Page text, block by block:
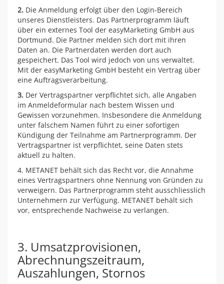
2. Die Anmeldung erfolgt über den Login-Bereich
unseres Dienstleisters. Das Partnerprogramm läuft
über ein externes Tool der easyMarketing GmbH aus
Dortmund. Die Partner melden sich dort mit ihren
Daten an. Die Partnerdaten werden dort auch
gespeichert. Das Tool wird jedoch von uns verwaltet.
Mit der easyMarketing GmbH besteht ein Vertrag über
eine Auftragsverarbeitung.
3. Der Vertragspartner verpflichtet sich, alle Angaben
im Anmeldeformular nach bestem Wissen und
Gewissen vorzunehmen. Insbesondere die Anmeldung
unter falschem Namen führt zu einer sofortigen
Kündigung der Teilnahme am Partnerprogramm. Der
Vertragspartner ist verpflichtet, seine Daten stets
aktuell zu halten.
4. METANET behält sich das Recht vor, die Annahme
eines Vertragspartners ohne Nennung von Gründen zu
verweigern. Das Partnerprogramm steht ausschliesslich
Unternehmern zur Verfügung. METANET behält sich
vor, entsprechende Nachweise zu verlangen.
3. Umsatzprovisionen,
Abrechnungszeitraum,
Auszahlungen, Stornos